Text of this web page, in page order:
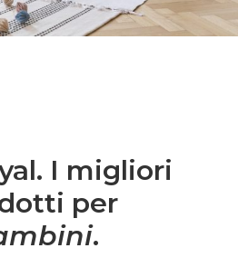
I migliori
per
.